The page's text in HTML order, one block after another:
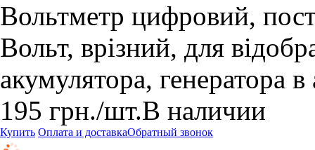
Вольтметр цифровий,
Вольт, врізний, для
акумулятора, генератора в
195 грн./шт.В наличии
Купить Оплата и доставкаОбратный звонок